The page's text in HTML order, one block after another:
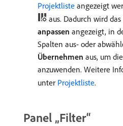
Projektliste angezeigt
aus. Dadurch wird
anpassen angezeigt, in
Spalten aus- oder
Übernehmen aus, um
anzuwenden. Weitere
unter Projektliste.
Panel „Filter“